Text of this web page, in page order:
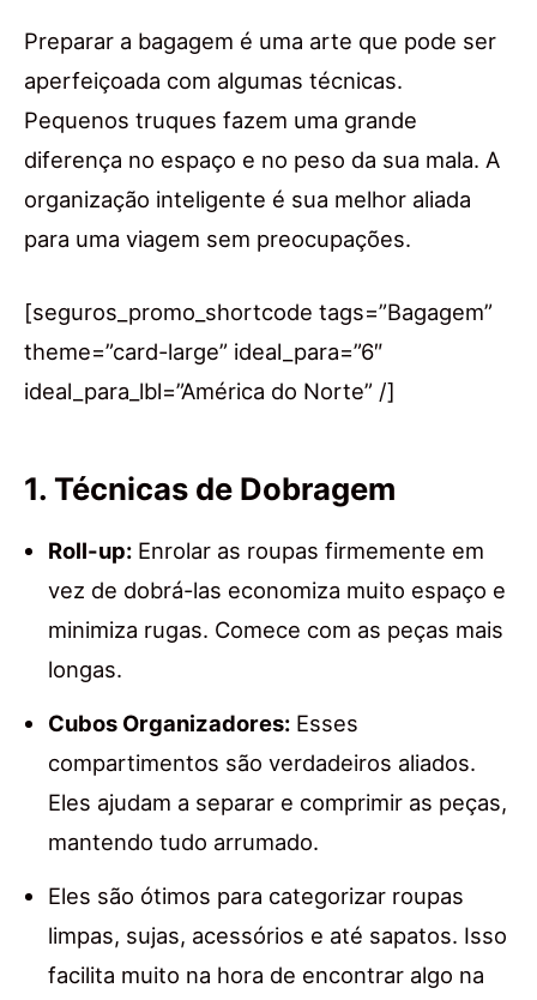
Preparar a bagagem é uma arte que pode ser
aperfeiçoada com algumas técnicas.
Pequenos truques fazem uma grande
diferença no espaço e no peso da sua mala. A
organização inteligente é sua melhor aliada
para uma viagem sem preocupações.
[seguros_promo_shortcode tags=”Bagagem”
theme=”card-large” ideal_para=”6″
ideal_para_lbl=”América do Norte” /]
1. Técnicas de Dobragem
Roll-up: Enrolar as roupas firmemente em
vez de dobrá-las economiza muito espaço e
minimiza rugas. Comece com as peças mais
longas.
Cubos Organizadores: Esses
compartimentos são verdadeiros aliados.
Eles ajudam a separar e comprimir as peças,
mantendo tudo arrumado.
Eles são ótimos para categorizar roupas
limpas, sujas, acessórios e até sapatos. Isso
facilita muito na hora de encontrar algo na